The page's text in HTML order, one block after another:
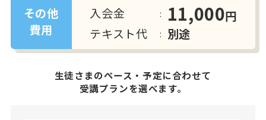
その他
費用
入会金 11,000円
テキスト代
別途
生徒さまのペース・予定に合わせて
受講プランを選べます。